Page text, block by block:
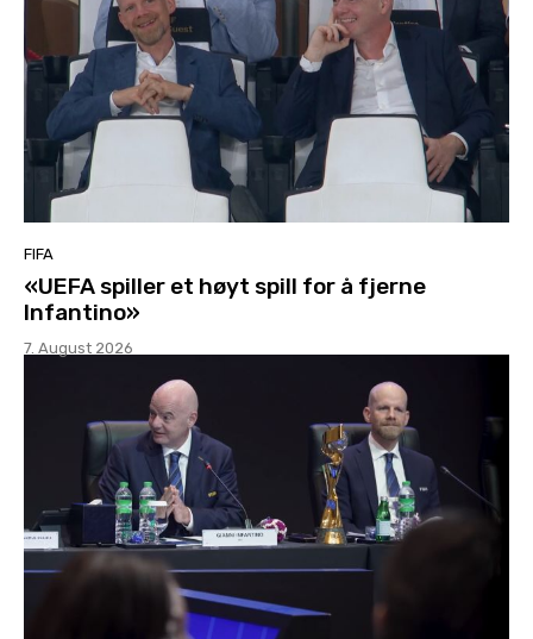
FIFA
«UEFA spiller et høyt spill for å fjerne
Infantino»
7. August 2026